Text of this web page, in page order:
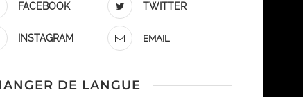
FACEBOOK TWITTER
INSTAGRAM EMAIL
DE LANGUE